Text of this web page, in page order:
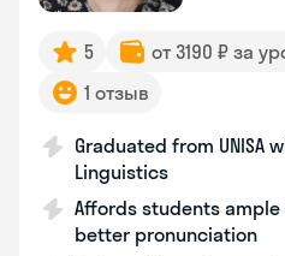
5 от 3190 ₽ за
1 отзыв
Graduated from UNISA
Linguistics
Affords students
better pronunciation